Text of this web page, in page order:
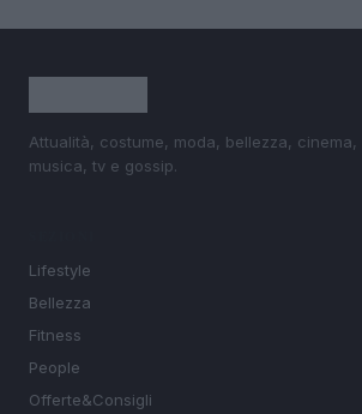
Attualità, costume, moda, bellezza, cinema,
musica, tv e gossip.
Lifestyle
Bellezza
Fitness
People
Offerte&Consigli